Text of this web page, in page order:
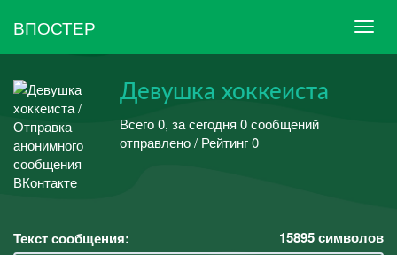
ВПОСТЕР
Девушка хоккеиста
Всего 0, за сегодня 0 сообщений
отправлено / Рейтинг 0
Текст сообщения: 15895символов